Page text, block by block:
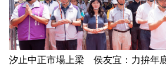
汐止中正市場上梁 侯友宜：力拚年